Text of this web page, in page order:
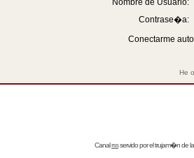
Nombre de Usuario:
Contrase�a:
Conectarme
He
Canalrssservido por eltrujam�nde